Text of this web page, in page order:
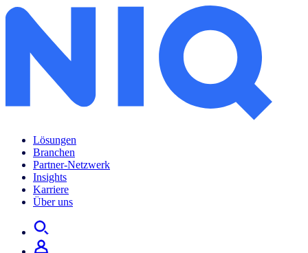
Lösungen
Branchen
Partner-Netzwerk
Insights
Karriere
Über uns